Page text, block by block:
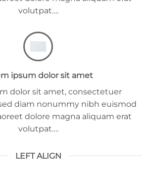
volutpat….
ipsum dolor sit amet
dolor sit amet, consectetuer
diam nonummy nibh euismod
dolore magna aliquam erat
volutpat….
LEFT ALIGN